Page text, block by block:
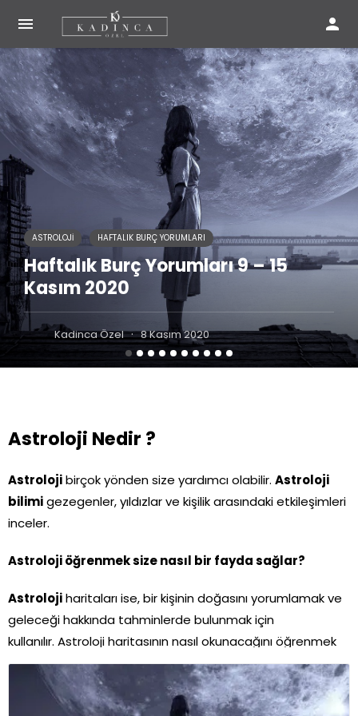
 
ASTROLOJI HAFTALIK BURÇ YORUMLARI
Haftalık Burç Yorumları 9 – 15
Kasım 2020
Kadinca Özel · 8 Kasım 2020
Astroloji Nedir ?
Astrolojibirçok yönden size yardımcı olabilir. Astroloji
bilimigezegenler, yıldızlar ve kişilik arasındaki etkileşimleri
inceler.
Astroloji öğrenmek size nasıl bir fayda sağlar?
Astrolojiharitaları ise, bir kişinin doğasını yorumlamak ve
geleceği hakkında tahminlerde bulunmak için
kullanılır. Astroloji haritasının nasıl okunacağını öğrenmek
kendinize çok önemli içgörüler sağlayabilir.
Sahip olabileceğiniz gizli yetenekleri belirlemenize ve